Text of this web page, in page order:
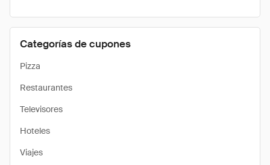
Categorías de cupones
Pizza
Restaurantes
Televisores
Hoteles
Viajes